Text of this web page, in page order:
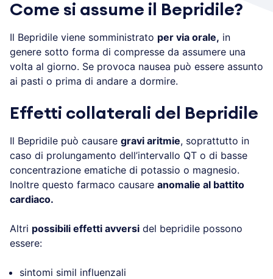
Come si assume il Bepridile?
Il Bepridile viene somministrato per via orale, in
genere sotto forma di compresse da assumere una
volta al giorno. Se provoca nausea può essere assunto
ai pasti o prima di andare a dormire.
Effetti collaterali del Bepridile
Il Bepridile può causare gravi aritmie, soprattutto in
caso di prolungamento dell’intervallo QT o di basse
concentrazione ematiche di potassio o magnesio.
Inoltre questo farmaco causare anomalie al battito
cardiaco.
Altri possibili effetti avversi del bepridile possono
essere:
sintomi simil influenzali